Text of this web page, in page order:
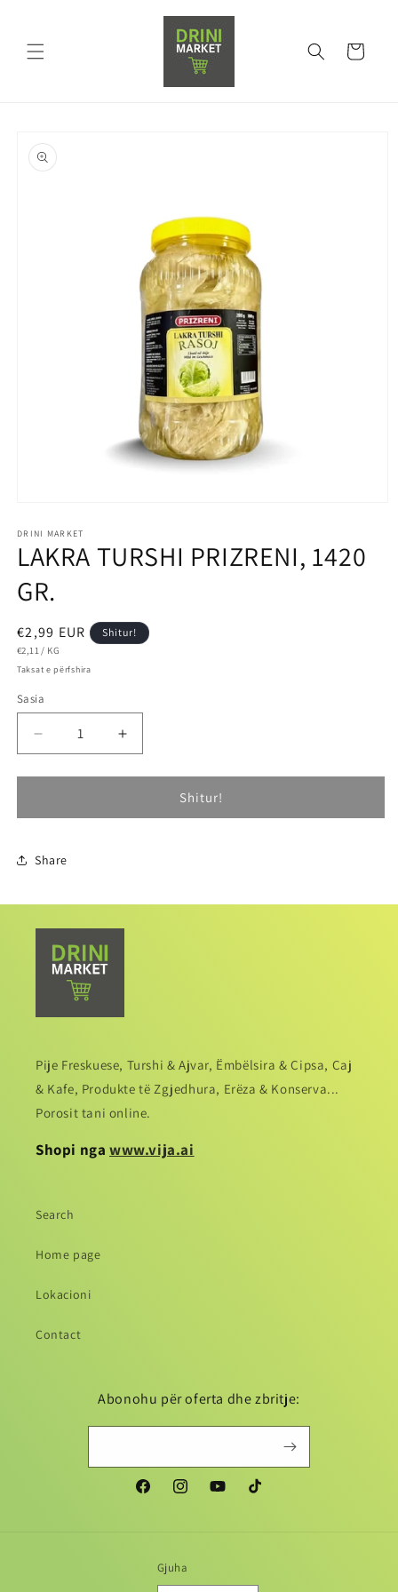
Shporta
DRINI MARKET
LAKRA TURSHI PRIZRENI, 1420
GR.
€2,99 EUR
€2,11/ KG
Shitur!
Taksat e përfshira
Sasia
Shitur!
Share
Pije Freskuese, Turshi & Ajvar, Ëmbëlsira & Cipsa, Caj
& Kafe, Produkte të Zgjedhura, Erëza & Konserva...
Porosit tani online.
Shopi nga www.vija.ai
Search
Home page
Lokacioni
Contact
Abonohu për oferta dhe zbritje:
Gjuha